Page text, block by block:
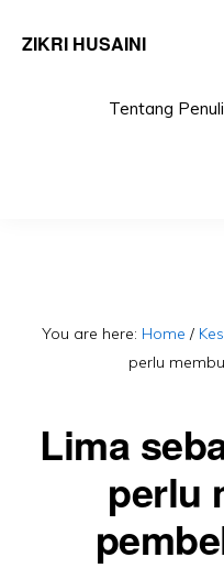
ZIKRI HUSAINI
Tentang
You are here: Home /
perlu
Lima
perlu